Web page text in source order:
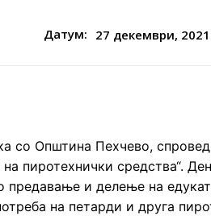
Датум: 27 декември, 2021
со Општина Пехчево,
пиротехнички средства“.
предавање и делење на
на петарди и друга